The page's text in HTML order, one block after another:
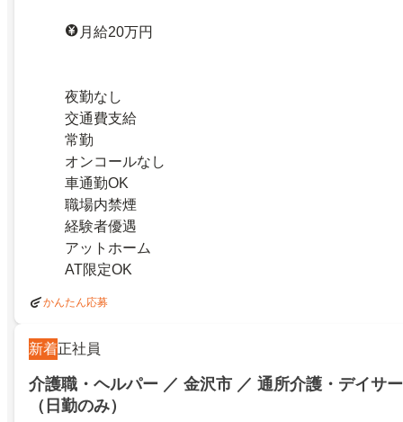
月給20万円
夜勤なし
交通費支給
常勤
オンコールなし
車通勤OK
職場内禁煙
経験者優遇
アットホーム
AT限定OK
かんたん応募
新着正社員
介護職・ヘルパー ／ 金沢市 ／ 通所介護・デイサ
（日勤のみ）